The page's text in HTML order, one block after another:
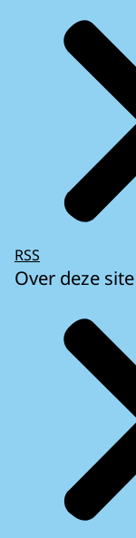
RSS
Over deze site